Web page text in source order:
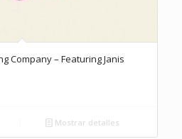
Company – Featuring Janis
Mostrar detalles